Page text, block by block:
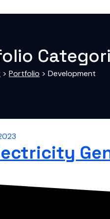
> Portfolio > Development